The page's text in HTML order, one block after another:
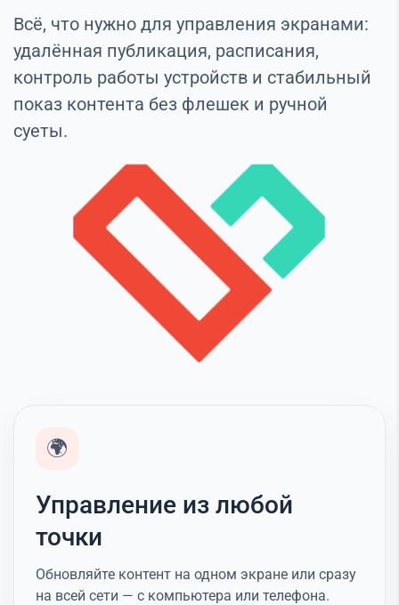
Всё, что нужно для управления экранами:
удалённая публикация, расписания,
контроль работы устройств и стабильный
показ контента без флешек и ручной
суеты.
🌍
Управление из любой
точки
Обновляйте контент на одном экране или сразу
на всей сети — с компьютера или телефона.